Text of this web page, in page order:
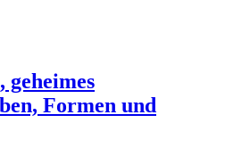
geheimes
Formen und